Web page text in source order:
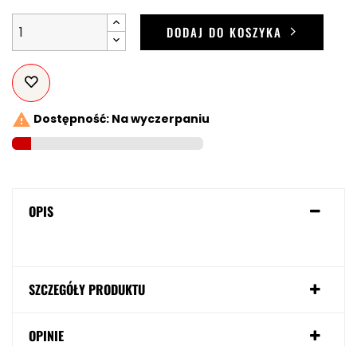
DODAJ DO KOSZYKA
 Dostępność: Na wyczerpaniu
OPIS
SZCZEGÓŁY PRODUKTU
OPINIE